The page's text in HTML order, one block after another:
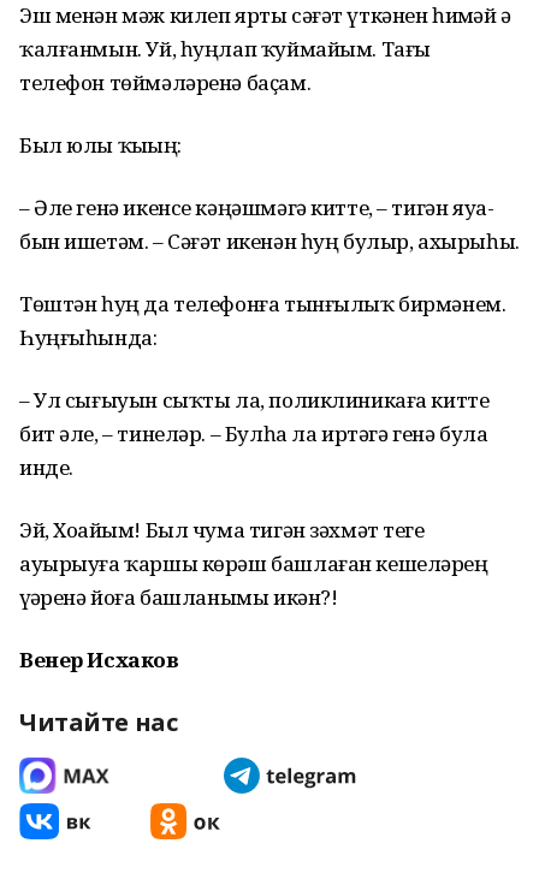
Эш менән мәж килеп ярты сәғәт үткәнен һиҙмәй ҙә
ҡалғанмын. Уй, һуңлап ҡуймайым. Тағы
телефон төймәләренә баҫам.
Был юлы ҡыҙҙың:
– Әле генә икенсе кәңәшмәгә китте, – тигән яуа­
бын ишетәм. – Сәғәт икенән һуң булыр, ахырыһы.
Төштән һуң да телефонға тынғылыҡ бирмәнем.
Һуңғыһында:
– Ул сығыуын сыҡты ла, поликлиникаға китте
бит әле, – тинеләр. – Булһа ла иртәгә генә була
инде.
Эй, Хоҙайым! Был чума тигән зәхмәт теге
ауырыуға ҡаршы көрәш башлаған кешеләрҙең
үҙҙәренә йоға башланымы икән?!
Венер Исхаков
Читайте нас